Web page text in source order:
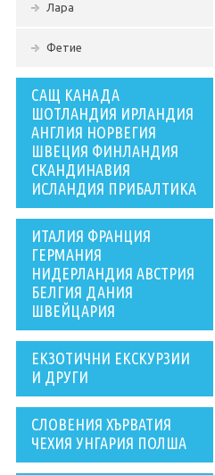
Лара
Фетие
САЩ КАНАДА
ШОТЛАНДИЯ ИРЛАНДИЯ
АНГЛИЯ НОРВЕГИЯ
ШВЕЦИЯ ФИНЛАНДИЯ
СКАНДИНАВИЯ
ИСЛАНДИЯ ПРИБАЛТИКА
ИТАЛИЯ ФРАНЦИЯ
ГЕРМАНИЯ
НИДЕРЛАНДИЯ АВСТРИЯ
БЕЛГИЯ ДАНИЯ
ШВЕЙЦАРИЯ
ЕКЗОТИЧНИ ЕКСКУРЗИИ
И ДРУГИ
СЛОВЕНИЯ ХЪРВАТИЯ
ЧЕХИЯ УНГАРИЯ ПОЛША